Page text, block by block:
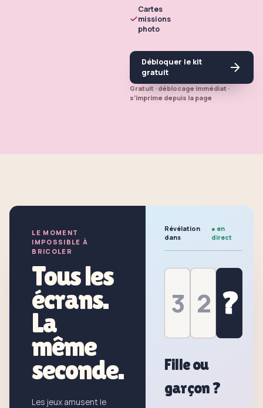
Cartes
missions
photo
Débloquer le kit
gratuit
Gratuit · déblocage immédiat ·
s’imprime depuis la page
LE MOMENT
IMPOSSIBLE À
BRICOLER
Tous les
écrans.
La
même
seconde.
Les jeux amusent le
Révélation
dans
● en
direct
3 2 ?
Fille ou
garçon ?